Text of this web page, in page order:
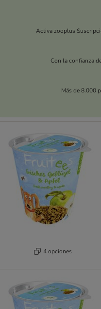
Activa zooplus
Con la confianza
Más de 8.000
4 opciones